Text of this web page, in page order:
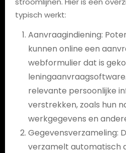
typisch werkt:
Aanvraagindiening:
kunnen online een
webformulier dat is
relevante persoonlijke
verstrekken, zoals hun
werkgegevens en
Gegevensverzameling:
verzamelt automatisch